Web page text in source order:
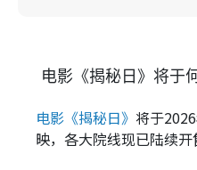
电影《揭秘日》将于
电影《揭秘日》 将于
映，各大院线现已陆续开